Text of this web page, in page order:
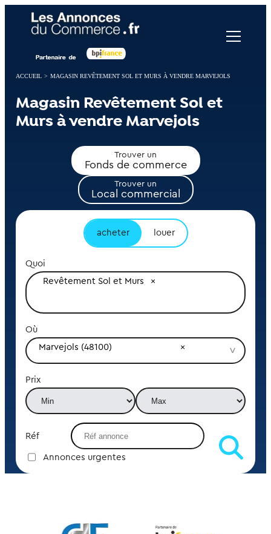
ACCUEIL > MAGASIN REVÊTEMENT SOL ET MURS À VENDRE MARVEJOLS
Magasin Revêtement Sol et
Murs à vendre Marvejols
Trouver un
Fonds de commerce
Trouver un
Local commercial
acheter louer
Quoi
Revêtement Sol et Murs
Où
Marvejols (48100)
Prix
Réf
Annonces urgentes
Panneau de gestion des cookies